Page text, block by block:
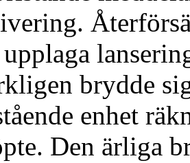
upplaga
brydde
enhet
Den ärliga